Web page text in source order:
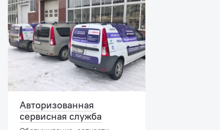
Авторизованная
сервисная служба